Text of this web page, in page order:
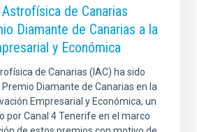
de Canarias
Diamante de Canarias a la
y Económica
de Canarias (IAC) ha sido
Diamante de Canarias en la
Empresarial y Económica, un
por Canal 4 Tenerife en el marco